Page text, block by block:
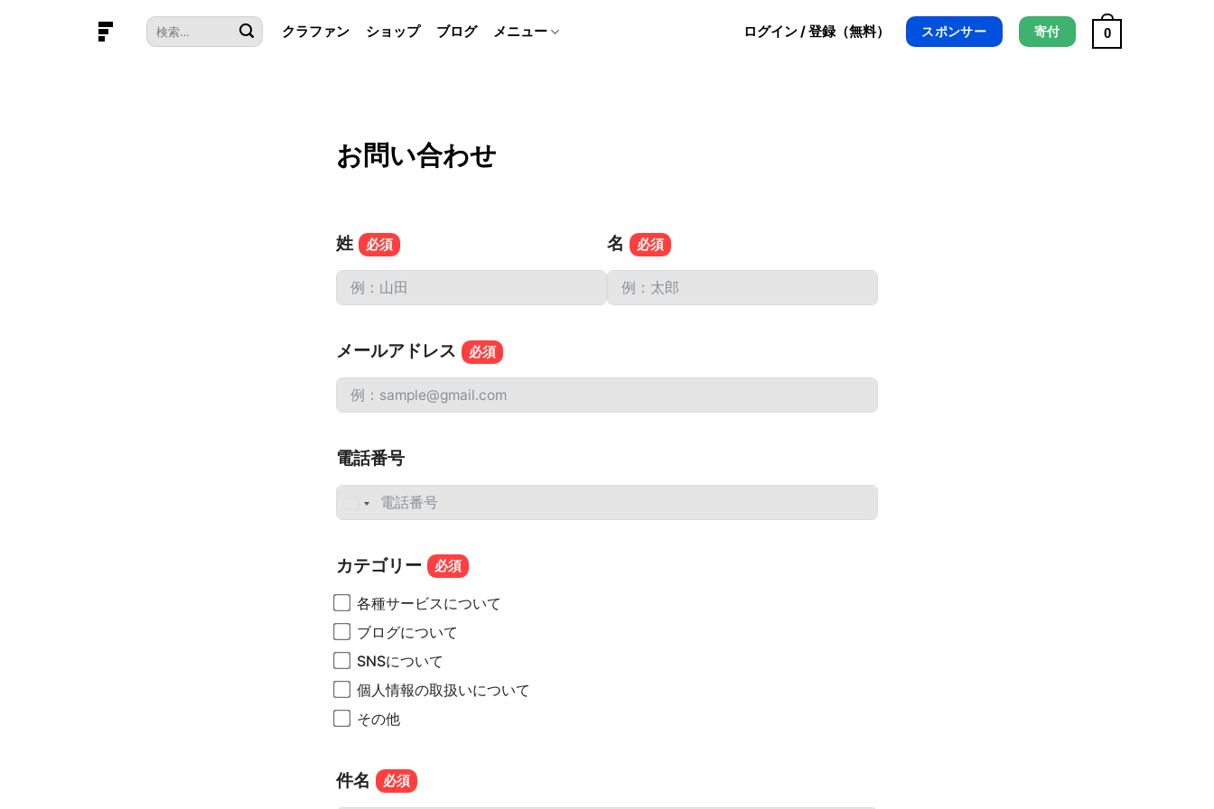
検
索
クラファン ショップ ブログ メニュー ログイン / 登録（無料） スポンサー 寄付 0
お問い合わせ
姓 名
メールアドレス
電話番号
カテゴリー
各種サービスについて
ブログについて
SNSについて
個人情報の取扱いについて
その他
件名